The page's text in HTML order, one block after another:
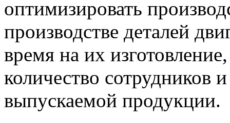
оптимизировать
производстве деталей
время на их
количество сотрудников
выпускаемой продукции.